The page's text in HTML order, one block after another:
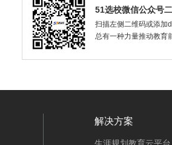
51选校微信公众号
扫描左侧二维码或添加
总有一种力量推动教育
解决方案